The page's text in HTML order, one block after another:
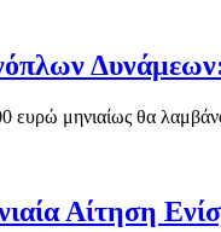
ευρώ μηνιαίως θα
Αίτηση